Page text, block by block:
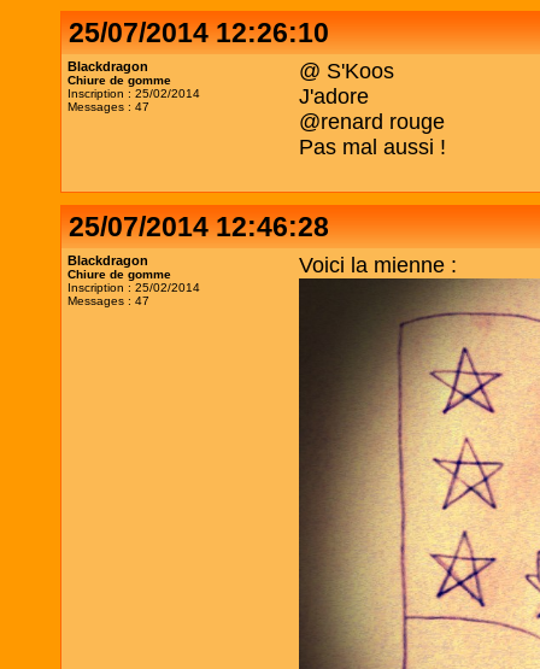
25/07/2014 12:26:10
Blackdragon
Chiure de gomme
Inscription : 25/02/2014
Messages : 47
@ S'Koos
J'adore
@renard rouge
Pas mal aussi !
25/07/2014 12:46:28
Blackdragon
Chiure de gomme
Inscription : 25/02/2014
Messages : 47
Voici la mienne :